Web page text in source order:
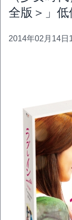
全版＞」
2014年02月14日